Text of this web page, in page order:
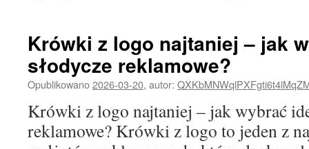
–
jak
wybrać
idealne
reklamowe?
Krówki z logo najtaniej – jak
słodycze reklamowe?
Opublikowano2026-03-20, autor:
Krówki z logo najtaniej – jak wybrać
reklamowe? Krówki z logo to jeden z